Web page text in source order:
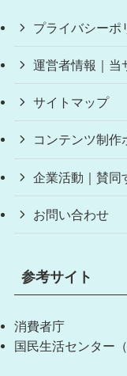
プライバシーポ
運営者情報｜当
サイトマップ
コンテンツ制作
企業活動｜賛同
お問い合わせ
参考サイト
消費者庁
国民生活センター